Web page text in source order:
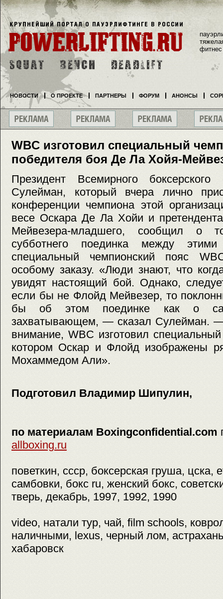
WBC изготовил специальный
победителя боя Де Ла Хойя-
Президент Всемирного
Сулейман, который вчера лично
конференции чемпиона этой
весе Оскара Де Ла Хойи и
Мейвезера-младшего, сообщил о
субботнего поединка между
специальный чемпионский пояс
особому заказу. «Люди знают, что
увидят настоящий бой. Однако,
если бы не Флойд Мейвезер, то
бы об этом поединке как о
захватывающем, — сказал Сулейман.
внимание, WBC изготовил
котором Оскар и Флойд изображены
Мохаммедом Али».
Подготовил Владимир Шипулин,
по материалам Boxingconfidential.com
allboxing.ru
поветкин, ссср, боксерская груша, цска,
самбовки, бокс ru, женский бокс,
тверь, декабрь, 1997, 1992, 1990
video, натали тур, чай, film schools,
наличными, lexus, черный лом,
хабаровск
фитнес
НОВОСТИ О ПРОЕКТЕ ПАРТНЕРЫ ФОРУМ АНОНСЫ